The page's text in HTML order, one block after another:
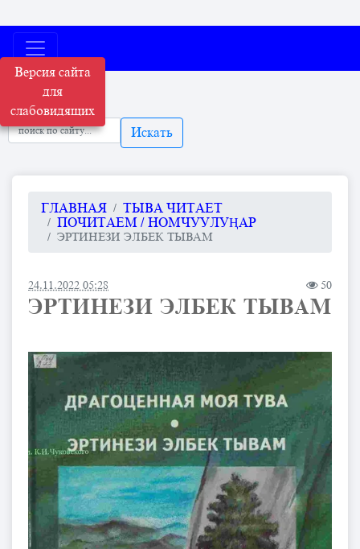
Версия сайта
для
слабовидящих
Искать
ГЛАВНАЯ
ТЫВА ЧИТАЕТ
ПОЧИТАЕМ / НОМЧУУЛУҢАР
ЭРТИНЕЗИ ЭЛБЕК ТЫВАМ
24.11.2022 05:28 50
ЭРТИНЕЗИ ЭЛБЕК ТЫВАМ